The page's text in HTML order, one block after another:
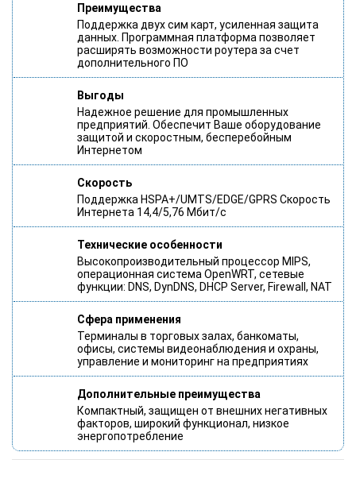
Преимущества
Поддержка двух сим карт, усиленная защита
данных. Программная платформа позволяет
расширять возможности роутера за счет
дополнительного ПО
Выгоды
Надежное решение для промышленных
предприятий. Обеспечит Ваше оборудование
защитой и скоростным, бесперебойным
Интернетом
Скорость
Поддержка HSPA+/UMTS/EDGE/GPRS Скорость
Интернета 14,4/5,76 Мбит/с
Технические особенности
Высокопроизводительный процессор MIPS,
операционная система OpenWRT, сетевые
функции: DNS, DynDNS, DHCP Server, Firewall, NAT
Сфера применения
Терминалы в торговых залах, банкоматы,
офисы, системы видеонаблюдения и охраны,
управление и мониторинг на предприятиях
Дополнительные преимущества
Компактный, защищен от внешних негативных
факторов, широкий функционал, низкое
энергопотребление